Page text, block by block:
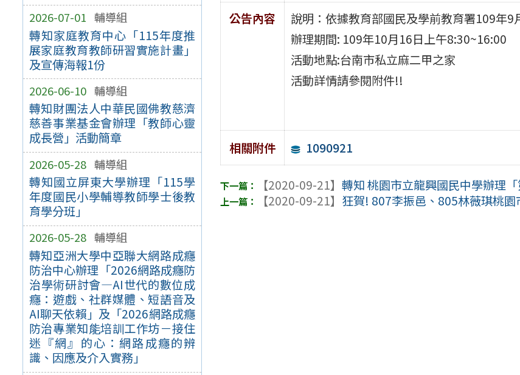
2026-07-01 輔導組
轉知家庭教育中心「115年度推
展家庭教育教師研習實施計畫」
及宣傳海報1份
2026-06-10 輔導組
轉知財團法人中華民國佛教慈濟
慈善事業基金會辦理「教師心靈
成長營」活動簡章
2026-05-28 輔導組
轉知國立屏東大學辦理「115學
年度國民小學輔導教師學士後教
育學分班」
2026-05-28 輔導組
轉知亞洲大學中亞聯大網路成癮
防治中心辦理「2026網路成癮防
治學術研討會—AI世代的數位成
癮：遊戲、社群媒體、短語音及
AI聊天依賴」及「2026網路成癮
防治專業知能培訓工作坊－接住
迷『網』的心：網路成癮的辨
識、因應及介入實務」
公告內容
說明：依據教育部國民及學前教育署109年
辦理期間: 109年10月16日上午8:30~16:00
活動地點:台南市私立麻二甲之家
活動詳情請參閱附件!!
相關附件 1090921
【2020-09-21】轉知 桃園市立龍興國民中學辦理
【2020-09-21】 狂賀! 807李振邑、805林薇琪桃